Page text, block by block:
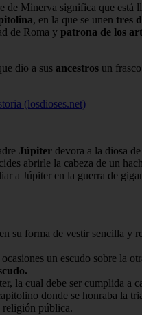
de Minerva significa que está
, en la que se unen tres
de Roma y patrona de los
dio a sus ancestros un
(losdioses.net)
Júpiter devora a la diosa
abrirle la cabeza de un
a Júpiter en la guerra de
su forma de vestir sencilla y
un escudo sobre la
la cual debe ser cumplida a
donde se honraba la
religión pública.